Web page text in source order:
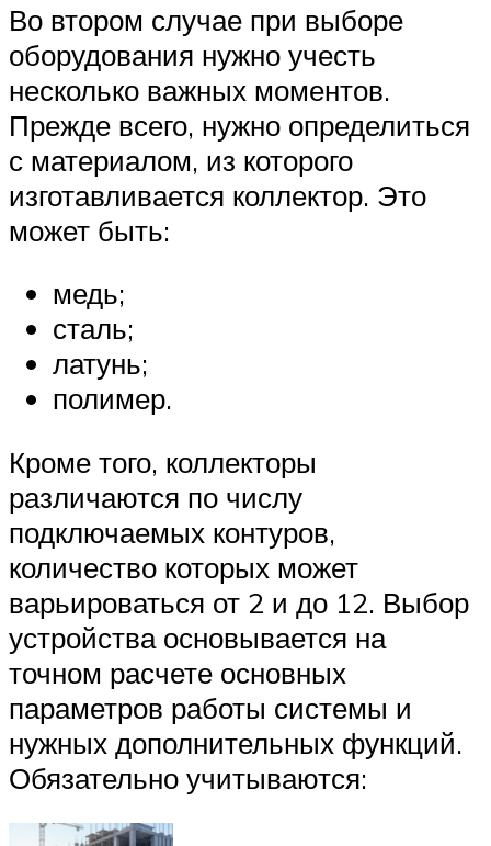
Во втором случае при выборе
оборудования нужно учесть
несколько важных моментов.
Прежде всего, нужно определиться
с материалом, из которого
изготавливается коллектор. Это
может быть:
медь;
сталь;
латунь;
полимер.
Кроме того, коллекторы
различаются по числу
подключаемых контуров,
количество которых может
варьироваться от 2 и до 12. Выбор
устройства основывается на
точном расчете основных
параметров работы системы и
нужных дополнительных функций.
Обязательно учитываются: